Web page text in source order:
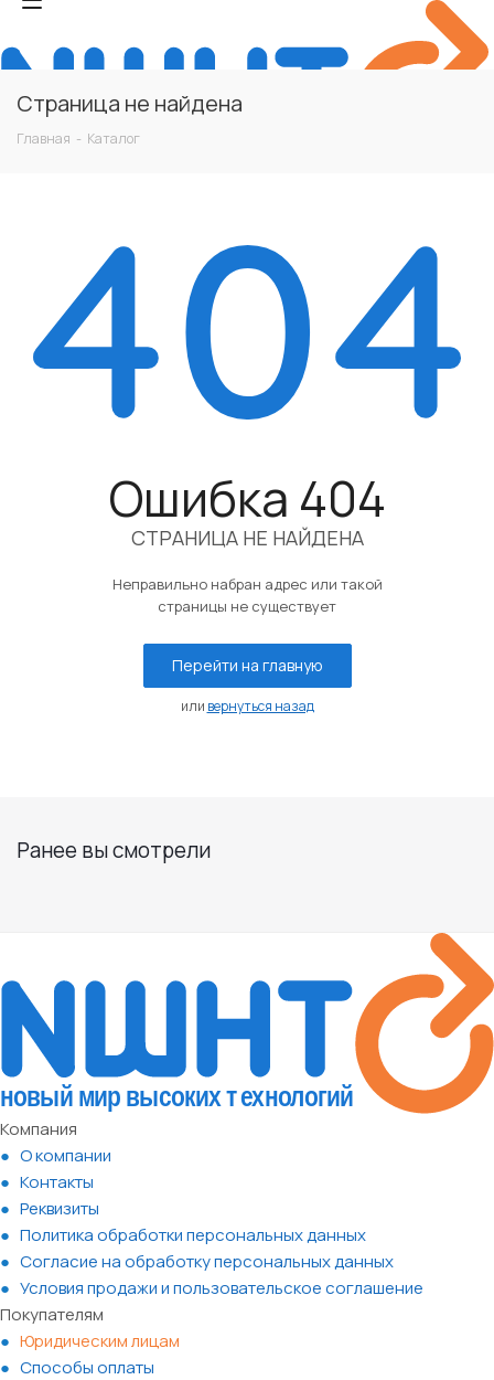
Страница не найдена
Главная - Каталог
Ошибка 404
СТРАНИЦА НЕ НАЙДЕНА
Неправильно набран адрес или такой
страницы не существует
Перейти на главную
или вернуться назад
Ранее вы смотрели
Компания
О компании
Контакты
Реквизиты
Политика обработки персональных данных
Согласие на обработку персональных данных
Условия продажи и пользовательское соглашение
Покупателям
Юридическим лицам
Способы оплаты